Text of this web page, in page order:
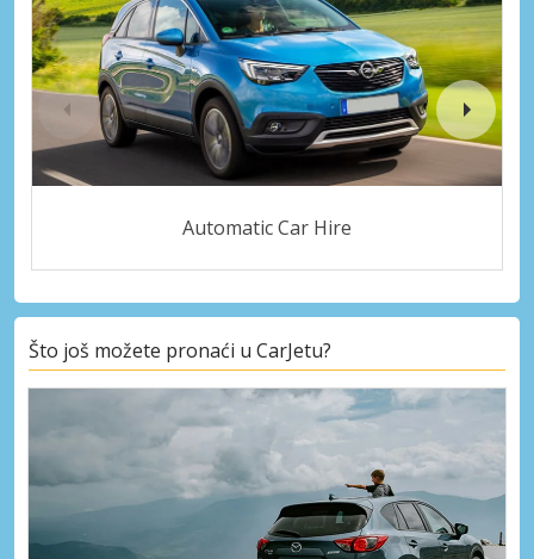
Automatic Car Hire
Što još možete pronaći u CarJetu?